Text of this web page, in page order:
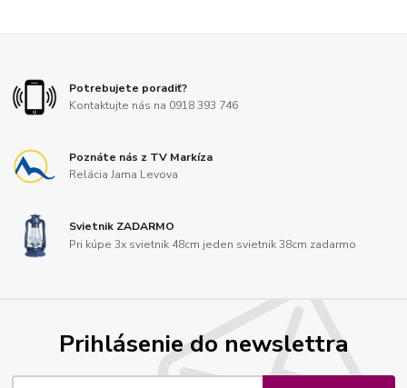
Potrebujete poradiť?
Kontaktujte nás na 0918 393 746
Poznáte nás z TV Markíza
Relácia Jama Levova
Svietnik ZADARMO
Pri kúpe 3x svietnik 48cm jeden svietnik 38cm zadarmo
Prihlásenie do newslettra